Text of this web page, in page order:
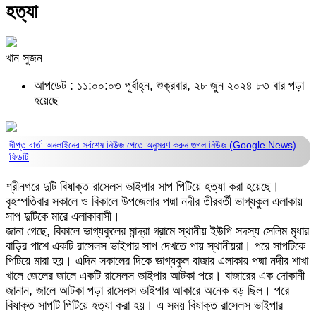
হত্যা
খান সুজন
আপডেট : ১১:০০:০৩ পূর্বাহ্ন, শুক্রবার, ২৮ জুন ২০২৪ ৮৩ বার পড়া
হয়েছে
দীপ্ত বার্তা অনলাইনের সর্বশেষ নিউজ পেতে অনুসরণ করুনগুগল নিউজ (Google News)
ফিডটি
শ্রীনগরে দুটি বিষাক্ত রাসেলস ভাইপার সাপ পিটিয়ে হত্যা করা হয়েছে।
বৃহস্পতিবার সকালে ও বিকালে উপজেলার পদ্মা নদীর তীরবর্তী ভাগ্যকুল এলাকায়
সাপ দুটিকে মারে এলাকাবাসী।
জানা গেছে, বিকালে ভাগ্যকুলের মান্দ্রা গ্রামে স্থানীয় ইউপি সদস্য সেলিম মৃধার
বাড়ির পাশে একটি রাসেলস ভাইপার সাপ দেখতে পায় স্থানীয়রা। পরে সাপটিকে
পিটিয়ে মারা হয়। এদিন সকালের দিকে ভাগ্যকুল বাজার এলাকায় পদ্মা নদীর শাখা
খালে জেলের জালে একটি রাসেলস ভাইপার আটকা পরে। বাজারের এক দোকানী
জানান, জালে আটকা পড়া রাসেলস ভাইপার আকারে অনেক বড় ছিল। পরে
বিষাক্ত সাপটি পিটিয়ে হত্যা করা হয়। এ সময় বিষাক্ত রাসেলস ভাইপার